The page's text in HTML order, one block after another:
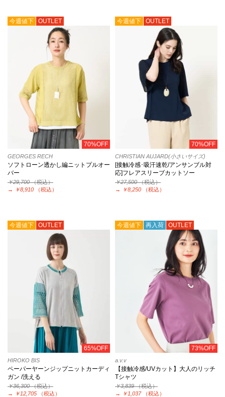
今週値下 OUTLET
70%OFF
GEORGES RECH
ソフトローン透かし編ニットプルオー
バー
￥29,700（税込）
→
￥8,910 （税込）
今週値下 OUTLET
70%OFF
CHRISTIAN AUJARD(小さいサイズ)
[接触冷感･吸汗速乾/アンサンブル対
応]フレアスリーブカットソー
￥27,500（税込）
→
￥8,250 （税込）
今週値下 OUTLET
65%OFF
HIROKO BIS
ペーパーヤーンジップニットカーディ
ガン /洗える
￥36,300（税込）
→
￥12,705 （税込）
今週値下 再入荷 OUTLET
73%OFF
a.v.v
【接触冷感/UVカット】大人のリッチ
Tシャツ
￥3,839（税込）
→
￥1,037 （税込）